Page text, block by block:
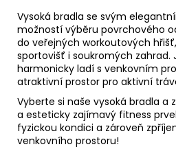
Vysoká bradla se svým
možností výběru povrchového
do veřejných workoutových
sportovišť i soukromých zahrad.
harmonicky ladí s venkovním
atraktivní prostor pro aktivní
Vyberte si naše vysoká bradla a
a esteticky zajímavý fitness
fyzickou kondici a zároveň
venkovního prostoru!